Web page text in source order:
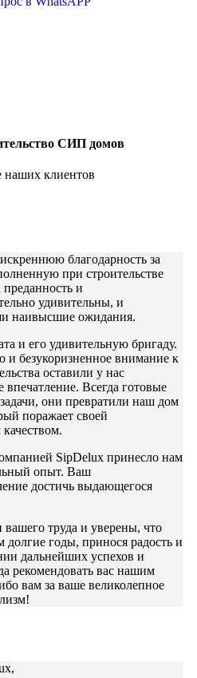
СИП домов
клиентов
благодарность за
при строительстве
и
удивительны, и
наивысшие ожидания.
и его удивительную бригаду.
и безукоризненное внимание к
оставили у нас
Всегда готовые
они превратили наш дом
поражает своей
SipDelux принесло нам
опыт. Ваш
достичь выдающегося
труда и уверены, что
годы, принося радость и
дальнейших успехов и
рекомендовать вас нашим
вам за ваше великолепное